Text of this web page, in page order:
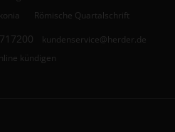
Römische Quartalschrift
kundenservice@herder.de
kündigen